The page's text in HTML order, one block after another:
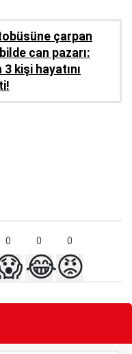
çarpan
can pazarı:
3 kişi hayatını
0 0 0
😂😡